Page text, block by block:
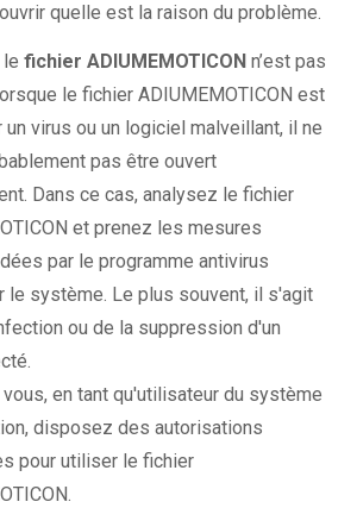
quelle est la raison du problème.
fichier ADIUMEMOTICON n’est pas
le fichier ADIUMEMOTICON est
un virus ou un logiciel malveillant, il ne
pas être ouvert
Dans ce cas, analysez le fichier
et prenez les mesures
par le programme antivirus
le système. Le plus souvent, il s'agit
ou de la suppression d'un
en tant qu'utilisateur du système
disposez des autorisations
pour utiliser le fichier